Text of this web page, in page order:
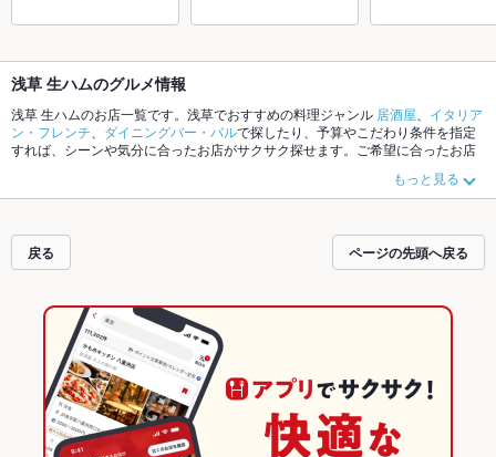
浅草 生ハムのグルメ情報
浅草 生ハムのお店一覧です。浅草でおすすめの料理ジャンル 居酒屋
イタリア
ン・フレンチ
ダイニングバー・バルで探したり、予算やこだわり条件を指定
すれば、シーンや気分に合ったお店がサクサク探せます。ご希望に合ったお店
ください。ホットペッパーグルメなら、お得なクーポンはもちろん、こだわり
メニューからあげ、馬刺し、手羽先や季節のおすすめ料理など、お店の最新情
店も拡大中です。友達どうしの飲み会にも、会社の宴会にも、デートやパーテ
ィーにもお得に便利にホットペッパーグルメをご利用ください。
もっと見る
戻る ページの先頭へ戻る